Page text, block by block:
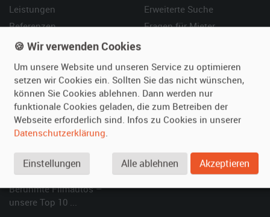
Leistungen
Referenzen
Kundenmeinungen
Erweiterte Suche
Fragen für Mieter
Vermieten
Oldtimer anmelden
Fotos senden
Fragen für Vermieter
Hilfe
Häufige Fragen (FAQ)
So funktioniert's
SPECIAL
Berühmte Filmautos –
unsere Top 10 ...
🍪 Wir verwenden Cookies
Um unsere Website und unseren Service zu optimieren
setzen wir Cookies ein. Sollten Sie das nicht wünschen,
können Sie Cookies ablehnen. Dann werden nur
funktionale Cookies geladen, die zum Betreiben der
Webseite erforderlich sind. Infos zu Cookies in unserer
Datenschutzerklärung.
Einstellungen Alle ablehnen Akzeptieren